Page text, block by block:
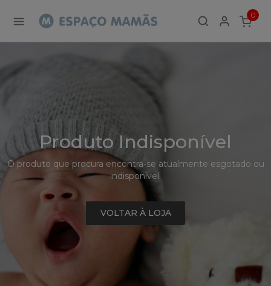
Detalhe
de
Produto
-
Produto
0
ITEMS
Produto Indisponível
O produto que procura encontra-se atualmente esgotado ou
indisponível.
VOLTAR À LOJA